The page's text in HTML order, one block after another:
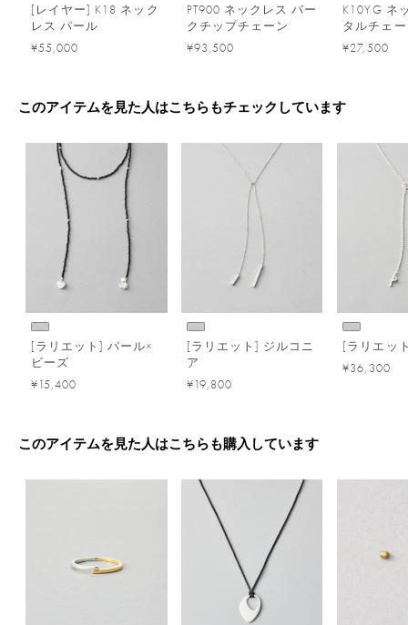
[レイヤー] K18 ネック
レス パール
¥55,000
PT900 ネックレス バー
クチップチェーン
¥93,500
K10YG ネ
タルチェ
¥27,500
このアイテムを見た人はこちらもチェックしています
[ラリエット] パール×
ビーズ
¥15,400
[ラリエット] ジルコニ
ア
¥19,800
[ラリエッ
¥36,300
このアイテムを見た人はこちらも購入しています